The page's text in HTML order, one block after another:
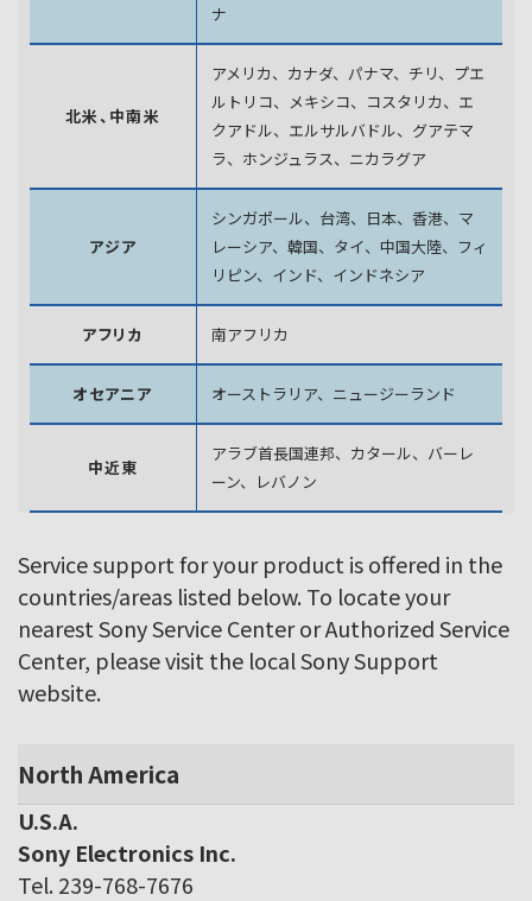
ナ
北米、中南米
アメリカ、カナダ、パナマ、チリ、プエ
ルトリコ、メキシコ、 コスタリカ、エ
クアドル、エルサルバドル、グアテマ
ラ、 ホンジュラス、ニカラグア
アジア
シンガポール、台湾、日本、香港、マ
レーシア、韓国、 タイ、中国大陸、フィ
リピン、インド、インドネシア
アフリカ 南アフリカ
オセアニア オーストラリア、ニュージーランド
中近東
アラブ首長国連邦、カタール、バーレ
ーン、レバノン
Service support for your product is offered in the
countries/areas listed below. To locate your
nearest Sony Service Center or Authorized Service
Center, please visit the local Sony Support
website.
North America
U.S.A.
Sony Electronics Inc.
Tel. 239-768-7676